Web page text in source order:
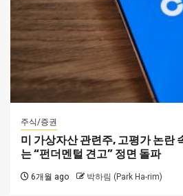
주식/증권
미 가상자산 관련주, 고평가 논란
는 “펀더멘털 견고” 정면 돌파
6개월 ago 박하림 (Park Ha-rim)